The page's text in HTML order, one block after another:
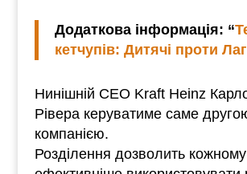
Додаткова інформація: “
кетчупів: Дитячі проти
Нинішній CEO Kraft Heinz
Рівера керуватиме саме
компанією.
Розділення дозволить кожному